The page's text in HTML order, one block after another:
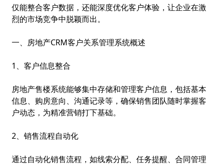
仅能整合客户数据，还能深度优化客户体验，让企业在激
烈的市场竞争中脱颖而出。
一、房地产CRM客户关系管理系统概述
1、客户信息整合
房地产售楼系统能够集中存储和管理客户信息，包括基本
信息、购房意向、沟通记录等，确保销售团队随时掌握客
户动态，为精准营销打下基础。
2、销售流程自动化
通过自动化销售流程，如线索分配、任务提醒、合同管理